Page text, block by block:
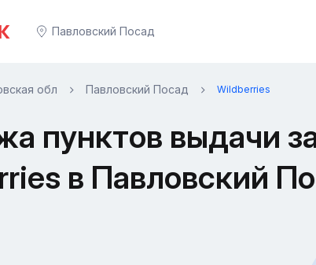
Павловский Посад
обл Павловский Посад Wildberries
пунктов выдачи
в Павловский